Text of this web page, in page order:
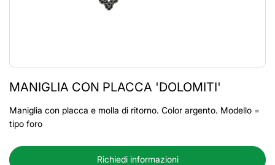
MANIGLIA CON PLACCA 'DOLOMITI'
Maniglia con placca e molla di ritorno. Color argento. Modello =
tipo foro
Richiedi informazioni